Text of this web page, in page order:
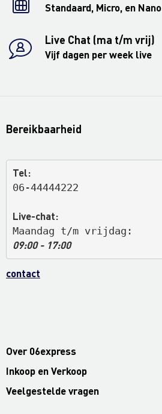
Standaard, Micro, en Nano
Live Chat (ma t/m vrij)
Vijf dagen per week live
Bereikbaarheid
Tel:
06-44444222
Live-chat:
Maandag t/m vrijdag:
09:00 - 17:00
contact
Over 06express
Inkoop en Verkoop
Veelgestelde vragen